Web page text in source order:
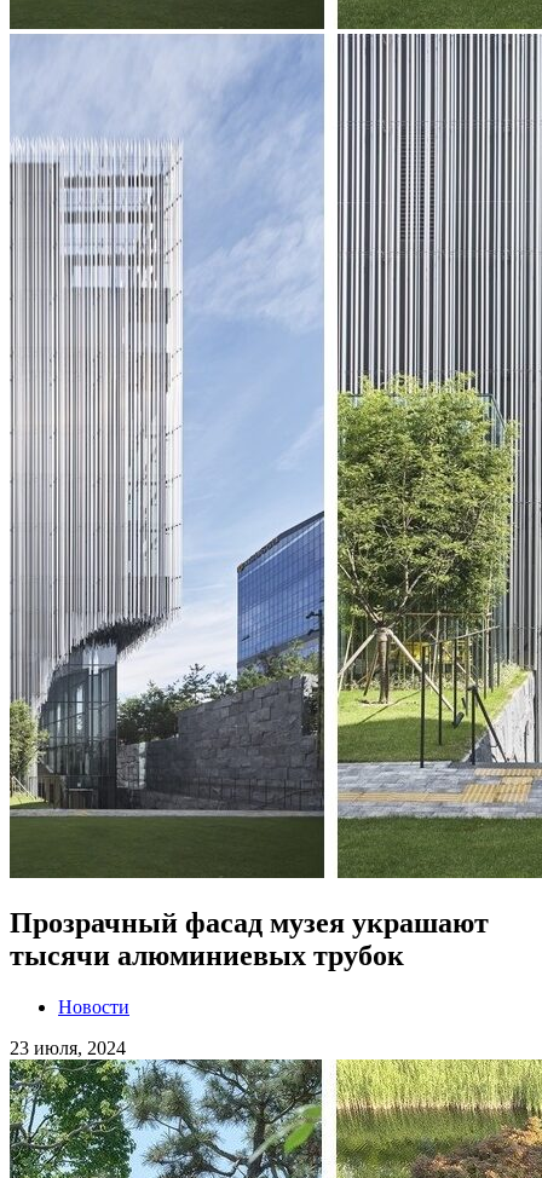
Прозрачный фасад музея украшают
тысячи алюминиевых трубок
Новости
23 июля, 2024